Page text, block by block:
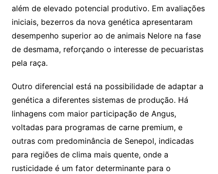
além de elevado potencial produtivo. Em avaliações
iniciais, bezerros da nova genética apresentaram
desempenho superior ao de animais Nelore na fase
de desmama, reforçando o interesse de pecuaristas
pela raça.
Outro diferencial está na possibilidade de adaptar a
genética a diferentes sistemas de produção. Há
linhagens com maior participação de Angus,
voltadas para programas de carne premium, e
outras com predominância de Senepol, indicadas
para regiões de clima mais quente, onde a
rusticidade é um fator determinante para o